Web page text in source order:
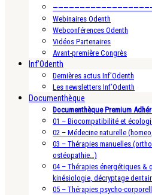
Webinaires Odenth
Webconférences Odenth
Vidéos Partenaires
Avant-première Congrès
Inf’Odenth
Dernières actus Inf’Odenth
Les newsletters Inf’Odenth
Documenthèque
Documenthèque Premium
01 – Biocompatibilité et
02 – Médecine naturelle
03 – Thérapies manuelles
ostéopathie…)
04 – Thérapies énergétiques &
kinésiologie, décryptage
05 – Thérapies psycho-